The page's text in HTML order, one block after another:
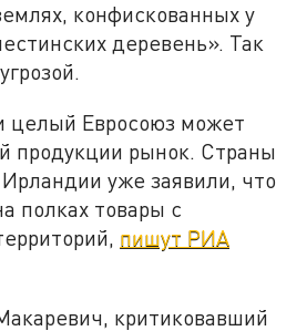
конфискованных у
деревень». Так
целый Евросоюз может
продукции рынок. Страны
уже заявили, что
полках товары с
пишут РИА
критиковавший